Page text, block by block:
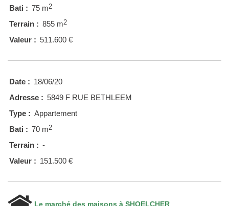
Bati : 75 m2
Terrain : 855 m2
Valeur : 511.600 €
Date : 18/06/20
Adresse : 5849 F RUE BETHLEEM
Type : Appartement
Bati : 70 m2
Terrain : -
Valeur : 151.500 €
Le marché des maisons à SHOELCHER